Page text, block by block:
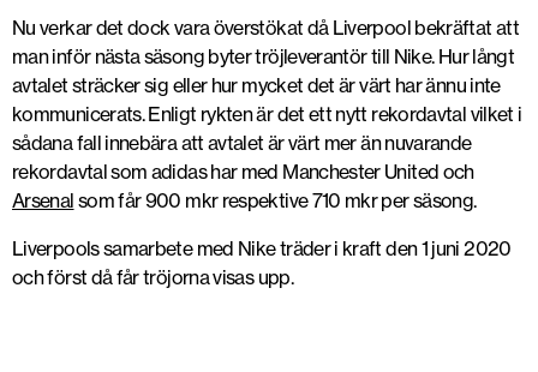
Nu verkar det dock vara överstökat då Liverpool bekräftat att
man inför nästa säsong byter tröjleverantör till Nike. Hur långt
avtalet sträcker sig eller hur mycket det är värt har ännu inte
kommunicerats. Enligt rykten är det ett nytt rekordavtal vilket i
sådana fall innebära att avtalet är värt mer än nuvarande
rekordavtal som adidas har med Manchester United och
Arsenal som får 900 mkr respektive 710 mkr per säsong.
Liverpools samarbete med Nike träder i kraft den 1 juni 2020
och först då får tröjorna visas upp.